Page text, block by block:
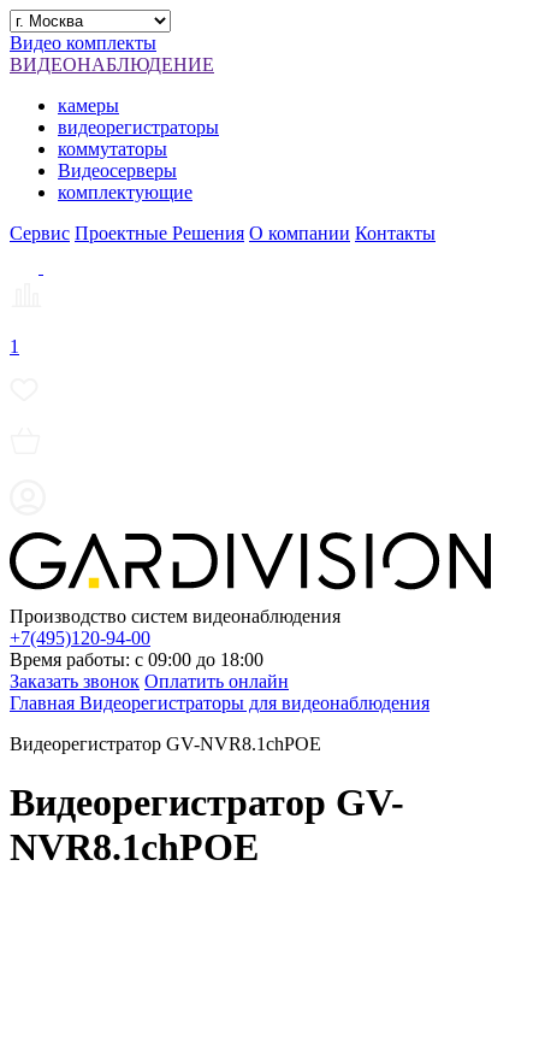
Видео комплекты
ВИДЕОНАБЛЮДЕНИЕ
камеры
видеорегистраторы
коммутаторы
Видеосерверы
комплектующие
Сервис Проектные Решения О компании Контакты
1
Производство систем видеонаблюдения
+7(495)120-94-00
Время работы: с 09:00 до 18:00
Заказать звонок Оплатить онлайн
Главная Видеорегистраторы для видеонаблюдения
Видеорегистратор GV-NVR8.1chPOE
Видеорегистратор GV-
NVR8.1chPOE